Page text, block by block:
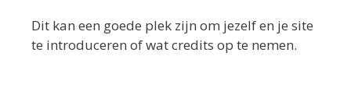
Dit kan een goede plek zijn om jezelf en je site
te introduceren of wat credits op te nemen.